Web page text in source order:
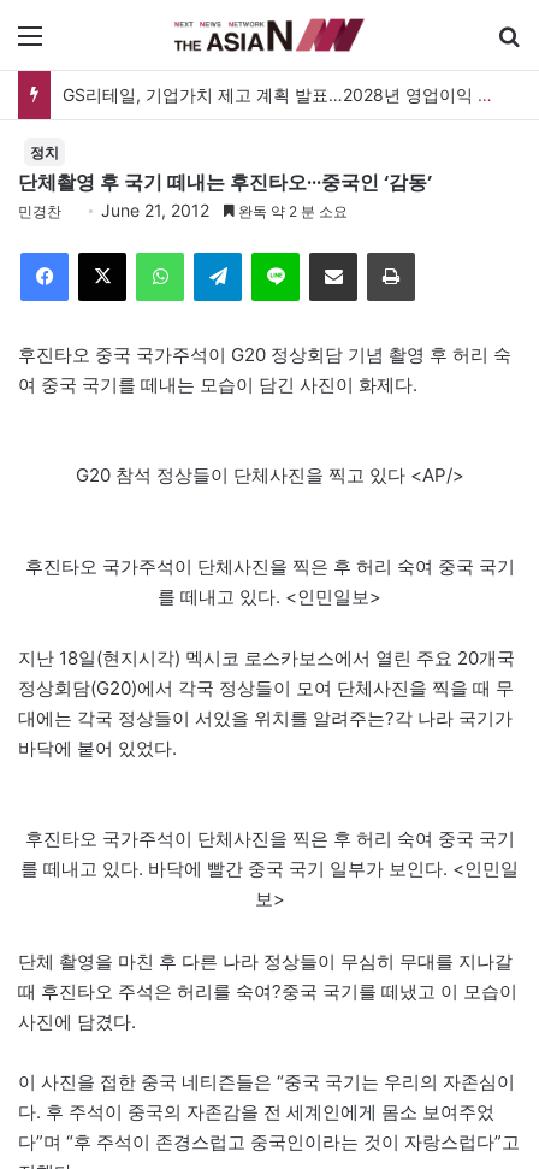
GS리테일, 기업가치 제고 계획 발표…2028년 영업이익 3,800억 원 목표
정치
단체촬영 후 국기 떼내는 후진타오···중국인 ‘감동’
민경찬 June 21, 2012 완독 약 2 분 소요
Telegram 이메일
후진타오 중국 국가주석이 G20 정상회담 기념 촬영 후 허리 숙
여 중국 국기를 떼내는 모습이 담긴 사진이 화제다.
G20 참석 정상들이 단체사진을 찍고 있다 <AP/>
후진타오 국가주석이 단체사진을 찍은 후 허리 숙여 중국 국기
를 떼내고 있다. <인민일보>
지난 18일(현지시각) 멕시코 로스카보스에서 열린 주요 20개국
정상회담(G20)에서 각국 정상들이 모여 단체사진을 찍을 때 무
대에는 각국 정상들이 서있을 위치를 알려주는?각 나라 국기가
바닥에 붙어 있었다.
후진타오 국가주석이 단체사진을 찍은 후 허리 숙여 중국 국기
를 떼내고 있다. 바닥에 빨간 중국 국기 일부가 보인다. <인민일
보>
단체 촬영을 마친 후 다른 나라 정상들이 무심히 무대를 지나갈
때 후진타오 주석은 허리를 숙여?중국 국기를 떼냈고 이 모습이
사진에 담겼다.
이 사진을 접한 중국 네티즌들은 “중국 국기는 우리의 자존심이
다. 후 주석이 중국의 자존감을 전 세계인에게 몸소 보여주었
다”며 “후 주석이 존경스럽고 중국인이라는 것이 자랑스럽다”고